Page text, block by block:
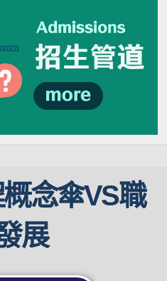
念傘VS職
展